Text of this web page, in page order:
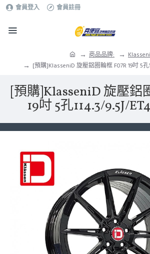
會員登入 會員註冊
商品品牌:
[預購]KlasseniD 旋壓鋁圈輪框 F07R 19吋 5孔
[預購]KlasseniD 旋壓鋁
19吋 5孔114.3/9.5J/